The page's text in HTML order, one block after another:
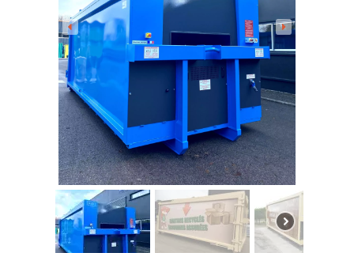
Déchetterie Mobile
Synthèse de notre
déchetteries
Equipements divers